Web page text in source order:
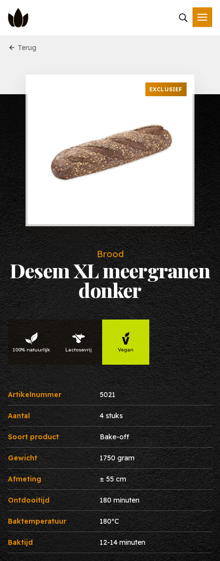
Terug
EXCLUSIEF
Brood
Desem XL meergranen
donker
100% natuurlijk Lactosevrij Vegan
Artikelnummer 5021
Aantal 4 stuks
Soort product Bake-off
Gewicht 1750 gram
Afmeting ± 55 cm
Ontdooitijd 180 minuten
Baktemperatuur 180ºC
Baktijd 12-14 minuten